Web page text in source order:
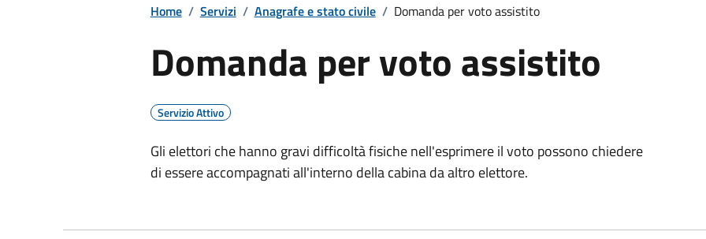
Home / Servizi / Anagrafe e stato civile / Domanda per voto assistito
Domanda per voto assistito
Servizio Attivo
Gli elettori che hanno gravi difficoltà fisiche nell'esprimere il voto possono chiedere
di essere accompagnati all'interno della cabina da altro elettore.